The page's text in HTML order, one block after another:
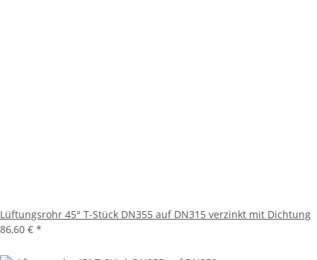
Lüftungsrohr 45° T-Stück DN355 auf DN315 verzinkt mit Dichtung
86,60 € *